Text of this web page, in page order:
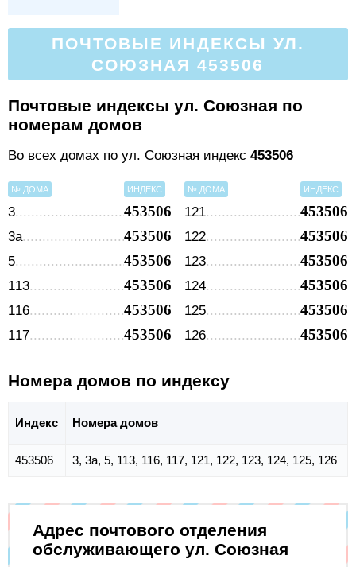
ПОЧТОВЫЕ ИНДЕКСЫ УЛ.
СОЮЗНАЯ 453506
Почтовые индексы ул. Союзная по
номерам домов
Во всех домах по ул. Союзная индекс 453506
№ ДОМА ИНДЕКС
3 453506
3а 453506
5 453506
113 453506
116 453506
117 453506
№ ДОМА ИНДЕКС
121 453506
122 453506
123 453506
124 453506
125 453506
126 453506
Номера домов по индексу
Индекс Номера домов
453506 3, 3а, 5, 113, 116, 117, 121, 122, 123, 124, 125, 126
Адрес почтового отделения
обслуживающего ул. Союзная